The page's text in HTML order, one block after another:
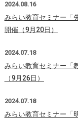
2024.08.16
みらい教育セミナー「
開催（9月20日）
2024.07.18
みらい教育セミナー「
（9月26日）
2024.07.18
みらい教育セミナー「